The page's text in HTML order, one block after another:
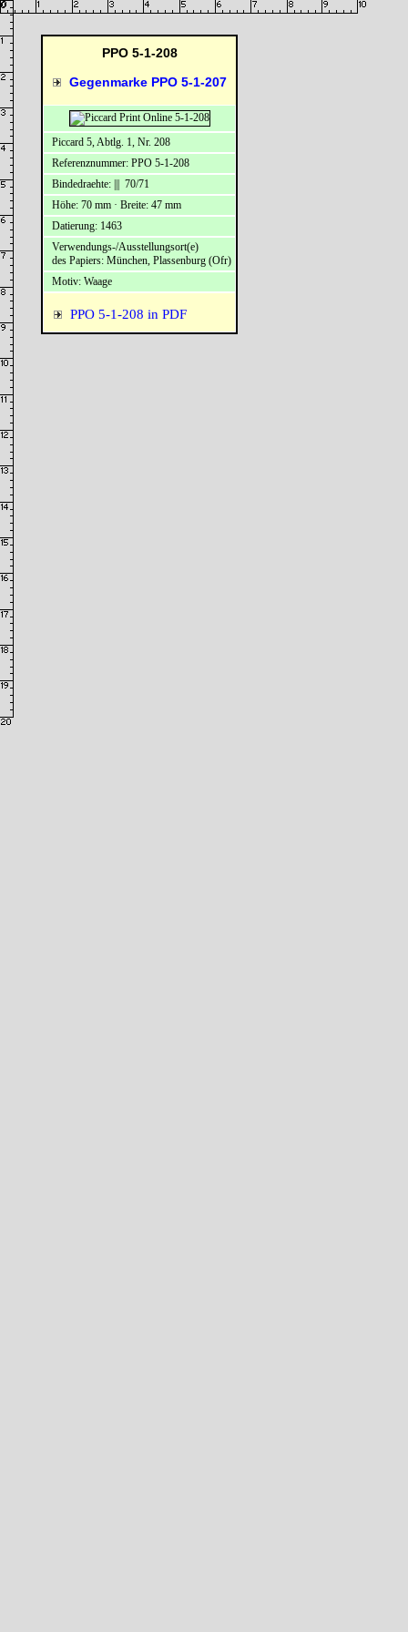
PPO 5-1-208
Gegenmarke PPO 5-1-207
PPO 5-1-208 in PDF
Piccard 5, Abtlg. 1, Nr. 208
Referenznummer: PPO 5-1-208
Bindedraehte: ||| 70/71
Höhe: 70 mm · Breite: 47 mm
Datierung: 1463
Verwendungs-/Ausstellungsort(e)
des Papiers: München, Plassenburg (Ofr)
Motiv: Waage